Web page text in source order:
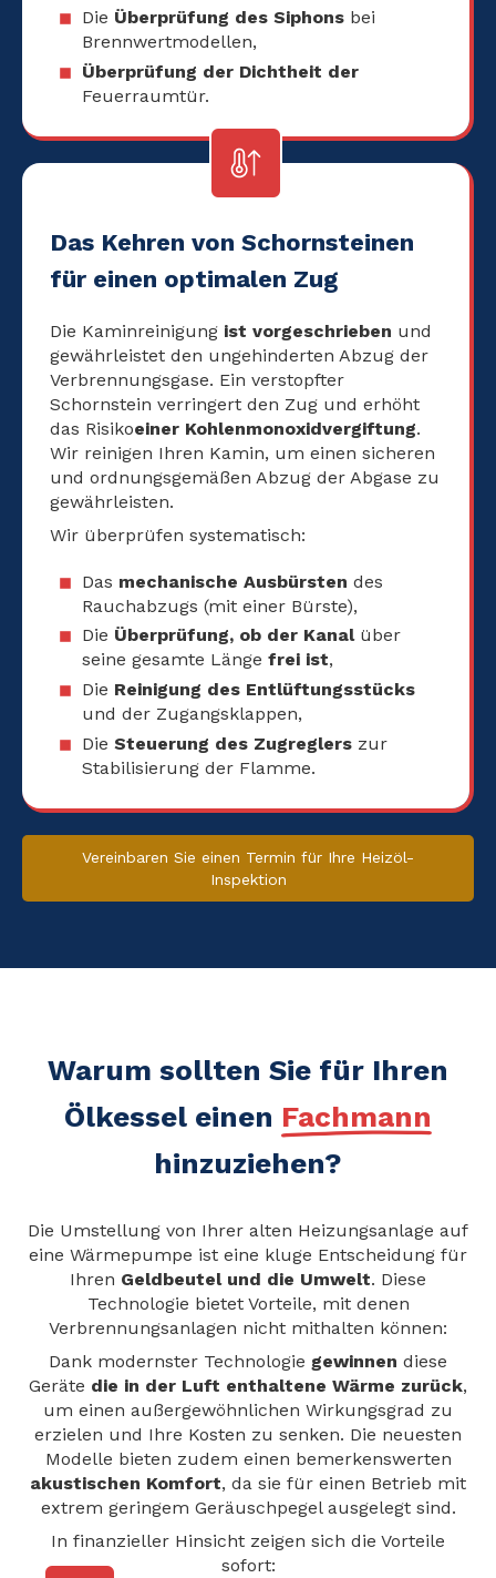
Die Überprüfung des Siphonsbei
Brennwertmodellen,
Überprüfung der Dichtheit der
Feuerraumtür.
Das Kehren von Schornsteinen
für einen optimalen Zug
Die Kaminreinigung ist vorgeschrieben und
gewährleistet den ungehinderten Abzug der
Verbrennungsgase. Ein verstopfter
Schornstein verringert den Zug und erhöht
das Risikoeiner Kohlenmonoxidvergiftung.
Wir reinigen Ihren Kamin, um einen sicheren
und ordnungsgemäßen Abzug der Abgase zu
gewährleisten.
Wir überprüfen systematisch:
Das mechanische Ausbürsten des
Rauchabzugs (mit einer Bürste),
Die Überprüfung, ob der Kanalüber
seine gesamte Länge frei ist,
Die Reinigung des Entlüftungsstücks
und der Zugangsklappen,
Die Steuerung des Zugreglerszur
Stabilisierung der Flamme.
Vereinbaren Sie einen Termin für Ihre Heizöl-
Inspektion
Warum sollten Sie für Ihren
Ölkessel einen Fachmann
hinzuziehen?
Die Umstellung von Ihrer alten Heizungsanlage auf
eine Wärmepumpe ist eine kluge Entscheidung für
Ihren Geldbeutel und die Umwelt. Diese
Technologie bietet Vorteile, mit denen
Verbrennungsanlagen nicht mithalten können:
Dank modernster Technologie gewinnen diese
Geräte die in der Luft enthaltene Wärme zurück,
um einen außergewöhnlichen Wirkungsgrad zu
erzielen und Ihre Kosten zu senken. Die neuesten
Modelle bieten zudem einen bemerkenswerten
akustischen Komfort, da sie für einen Betrieb mit
extrem geringem Geräuschpegel ausgelegt sind.
In finanzieller Hinsicht zeigen sich die Vorteile
sofort: